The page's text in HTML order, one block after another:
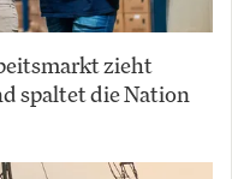
zieht
spaltet die Nation